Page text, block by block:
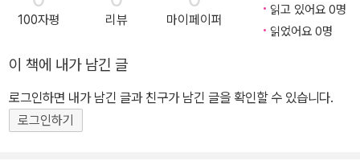
100자평 리뷰 마이페이퍼
읽고 있어요 0명
읽었어요 0명
이 책에 내가 남긴 글
로그인하면 내가 남긴 글과 친구가 남긴 글을 확인할 수 있습니다.
로그인하기